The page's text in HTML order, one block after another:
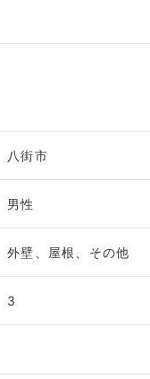
八街市
男性
外壁、屋根、その他
3